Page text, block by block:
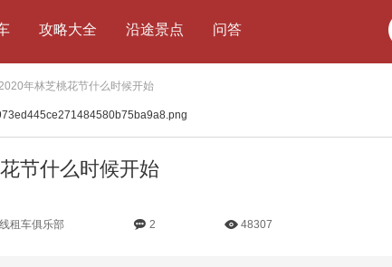
攻略大全 沿途景点 问答
年林芝桃花节什么时候开始
节什么时候开始
租车俱乐部 2 48307